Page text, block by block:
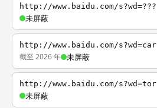
http://www.baidu.com/s?wd=???
未屏蔽
http://www.baidu.com/s?wd=car
截至 2026 年 未屏蔽
http://www.baidu.com/s?wd=tor
未屏蔽